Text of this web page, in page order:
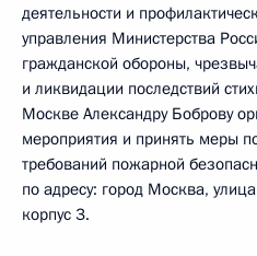
деятельности и
управления Министерства
гражданской обороны,
и ликвидации последствий
Москве Александру Боброву
мероприятия и принять меры
требований пожарной
по адресу: город Москва,
корпус 3.